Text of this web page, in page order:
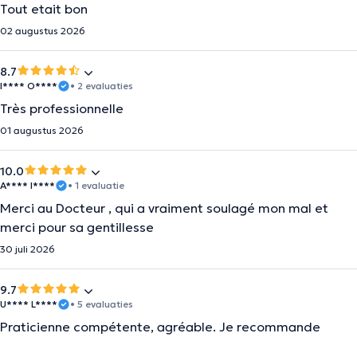
Tout etait bon
02 augustus 2026
8.7
I**** O**** • 2 evaluaties
Très professionnelle
01 augustus 2026
10.0
A**** I**** • 1 evaluatie
Merci au Docteur , qui a vraiment soulagé mon mal et
merci pour sa gentillesse
30 juli 2026
9.7
U**** L**** • 5 evaluaties
Praticienne compétente, agréable. Je recommande